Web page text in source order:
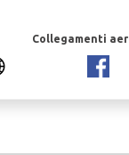
Collegamenti